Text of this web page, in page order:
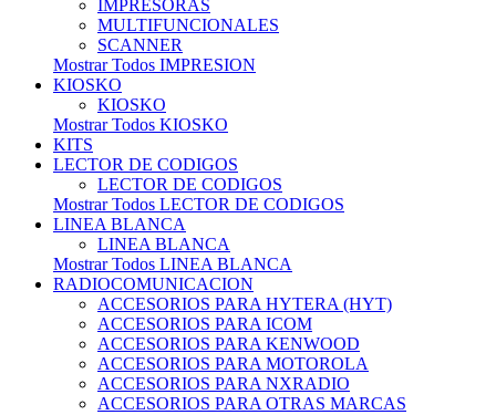
IMPRESORAS
MULTIFUNCIONALES
SCANNER
Mostrar Todos IMPRESION
KIOSKO
KIOSKO
Mostrar Todos KIOSKO
KITS
LECTOR DE CODIGOS
LECTOR DE CODIGOS
Mostrar Todos LECTOR DE CODIGOS
LINEA BLANCA
LINEA BLANCA
Mostrar Todos LINEA BLANCA
RADIOCOMUNICACION
ACCESORIOS PARA HYTERA (HYT)
ACCESORIOS PARA ICOM
ACCESORIOS PARA KENWOOD
ACCESORIOS PARA MOTOROLA
ACCESORIOS PARA NXRADIO
ACCESORIOS PARA OTRAS MARCAS